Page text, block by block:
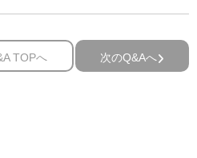
TOPへ 次のQ&Aへ